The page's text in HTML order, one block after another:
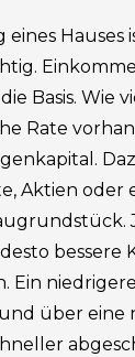
Hauses
Basis. Wie
Rate
Aktien oder
bessere
Ein
über eine